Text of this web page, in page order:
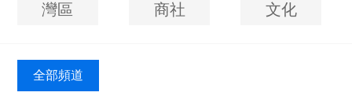
灣區 商社 文化
全部頻道